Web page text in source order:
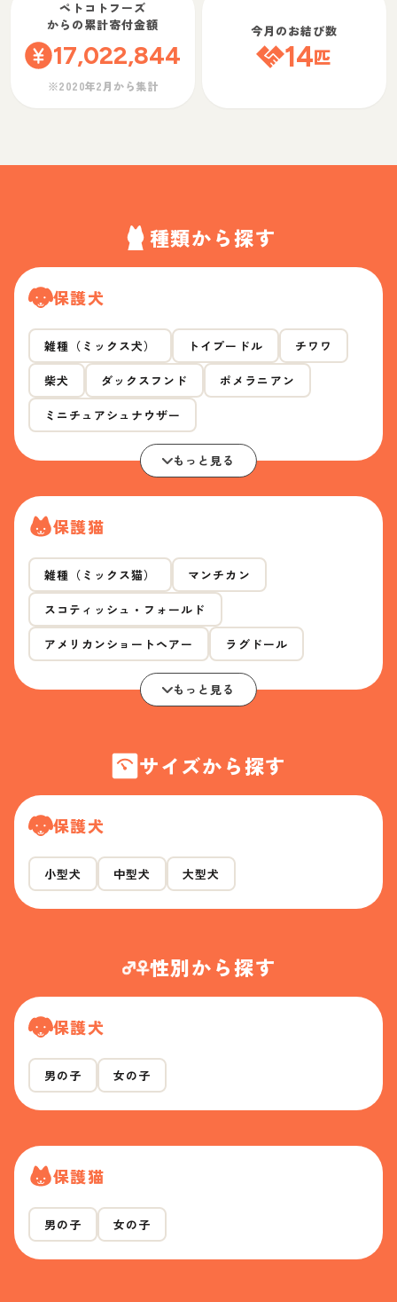
ペトコトフーズ
からの累計寄付金額
17,022,844
※2020年2月から集計
今月のお結び数
14匹
種類から探す
保護犬
雑種（ミックス犬） トイプードル チワワ
柴犬 ダックスフンド ポメラニアン
ミニチュアシュナウザー
もっと見る
保護猫
雑種（ミックス猫） マンチカン
スコティッシュ・フォールド
アメリカンショートヘアー ラグドール
もっと見る
サイズから探す
保護犬
小型犬 中型犬 大型犬
性別から探す
保護犬
男の子 女の子
保護猫
男の子 女の子